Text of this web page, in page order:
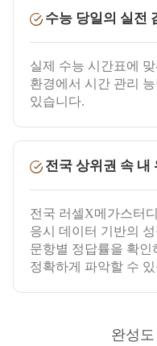
수능 당일의 실전
실제 수능 시간표에
환경에서 시간 관리
있습니다.
전국 상위권 속 내
전국 러셀X메가스터
응시 데이터 기반의
문항별 정답률을 확인
정확하게 파악할 수
완성